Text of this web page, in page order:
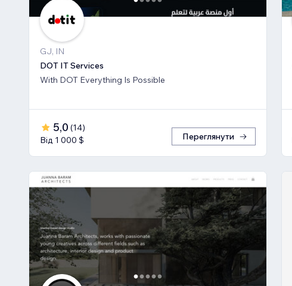
GJ, IN
DOT IT Services
With DOT Everything Is Possible
5,0 (14)
Від 1 000 $
Переглянути